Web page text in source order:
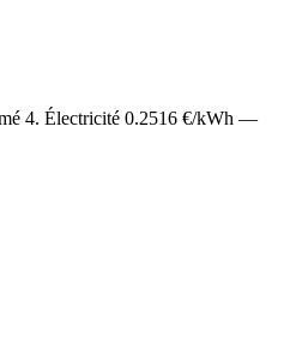
4. Électricité 0.2516 €/kWh —